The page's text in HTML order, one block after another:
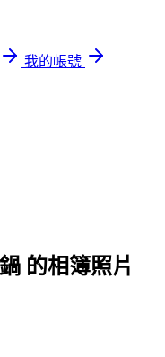
我的帳號
的相簿照片